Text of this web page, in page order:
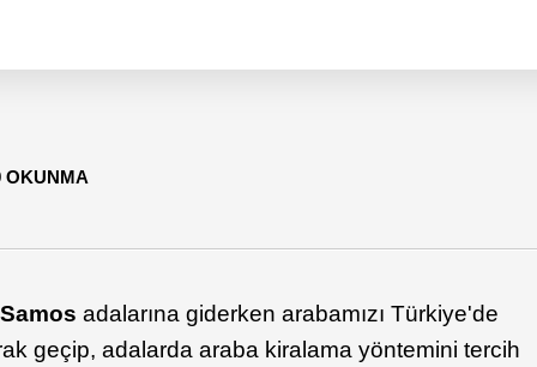
OKUNMA
adalarına giderken arabamızı Türkiye'de
geçip, adalarda araba kiralama yöntemini tercih